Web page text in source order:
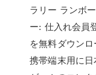
ラリー ランボ
ー: 仕入れ会員
を無料ダウン
携帯端末用に